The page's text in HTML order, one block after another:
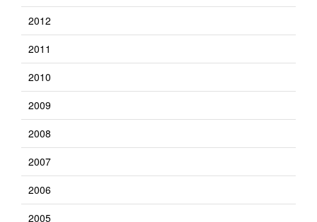
2012
2011
2010
2009
2008
2007
2006
2005